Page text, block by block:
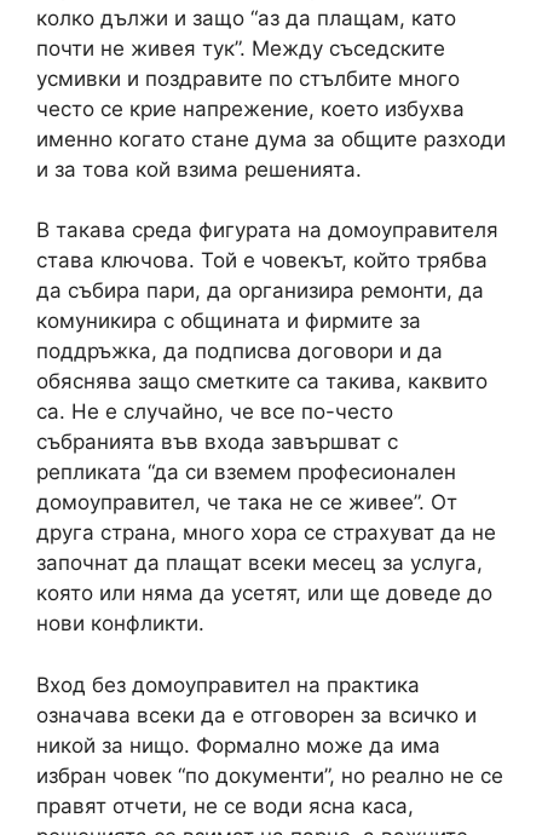
колко дължи и защо “аз да плащам, като
почти не живея тук”. Между съседските
усмивки и поздравите по стълбите много
често се крие напрежение, което избухва
именно когато стане дума за общите разходи
и за това кой взима решенията.
В такава среда фигурата на домоуправителя
става ключова. Той е човекът, който трябва
да събира пари, да организира ремонти, да
комуникира с общината и фирмите за
поддръжка, да подписва договори и да
обяснява защо сметките са такива, каквито
са. Не е случайно, че все по-често
събранията във входа завършват с
репликата “да си вземем професионален
домоуправител, че така не се живее”. От
друга страна, много хора се страхуват да не
започнат да плащат всеки месец за услуга,
която или няма да усетят, или ще доведе до
нови конфликти.
Вход без домоуправител на практика
означава всеки да е отговорен за всичко и
никой за нищо. Формално може да има
избран човек “по документи”, но реално не се
правят отчети, не се води ясна каса,